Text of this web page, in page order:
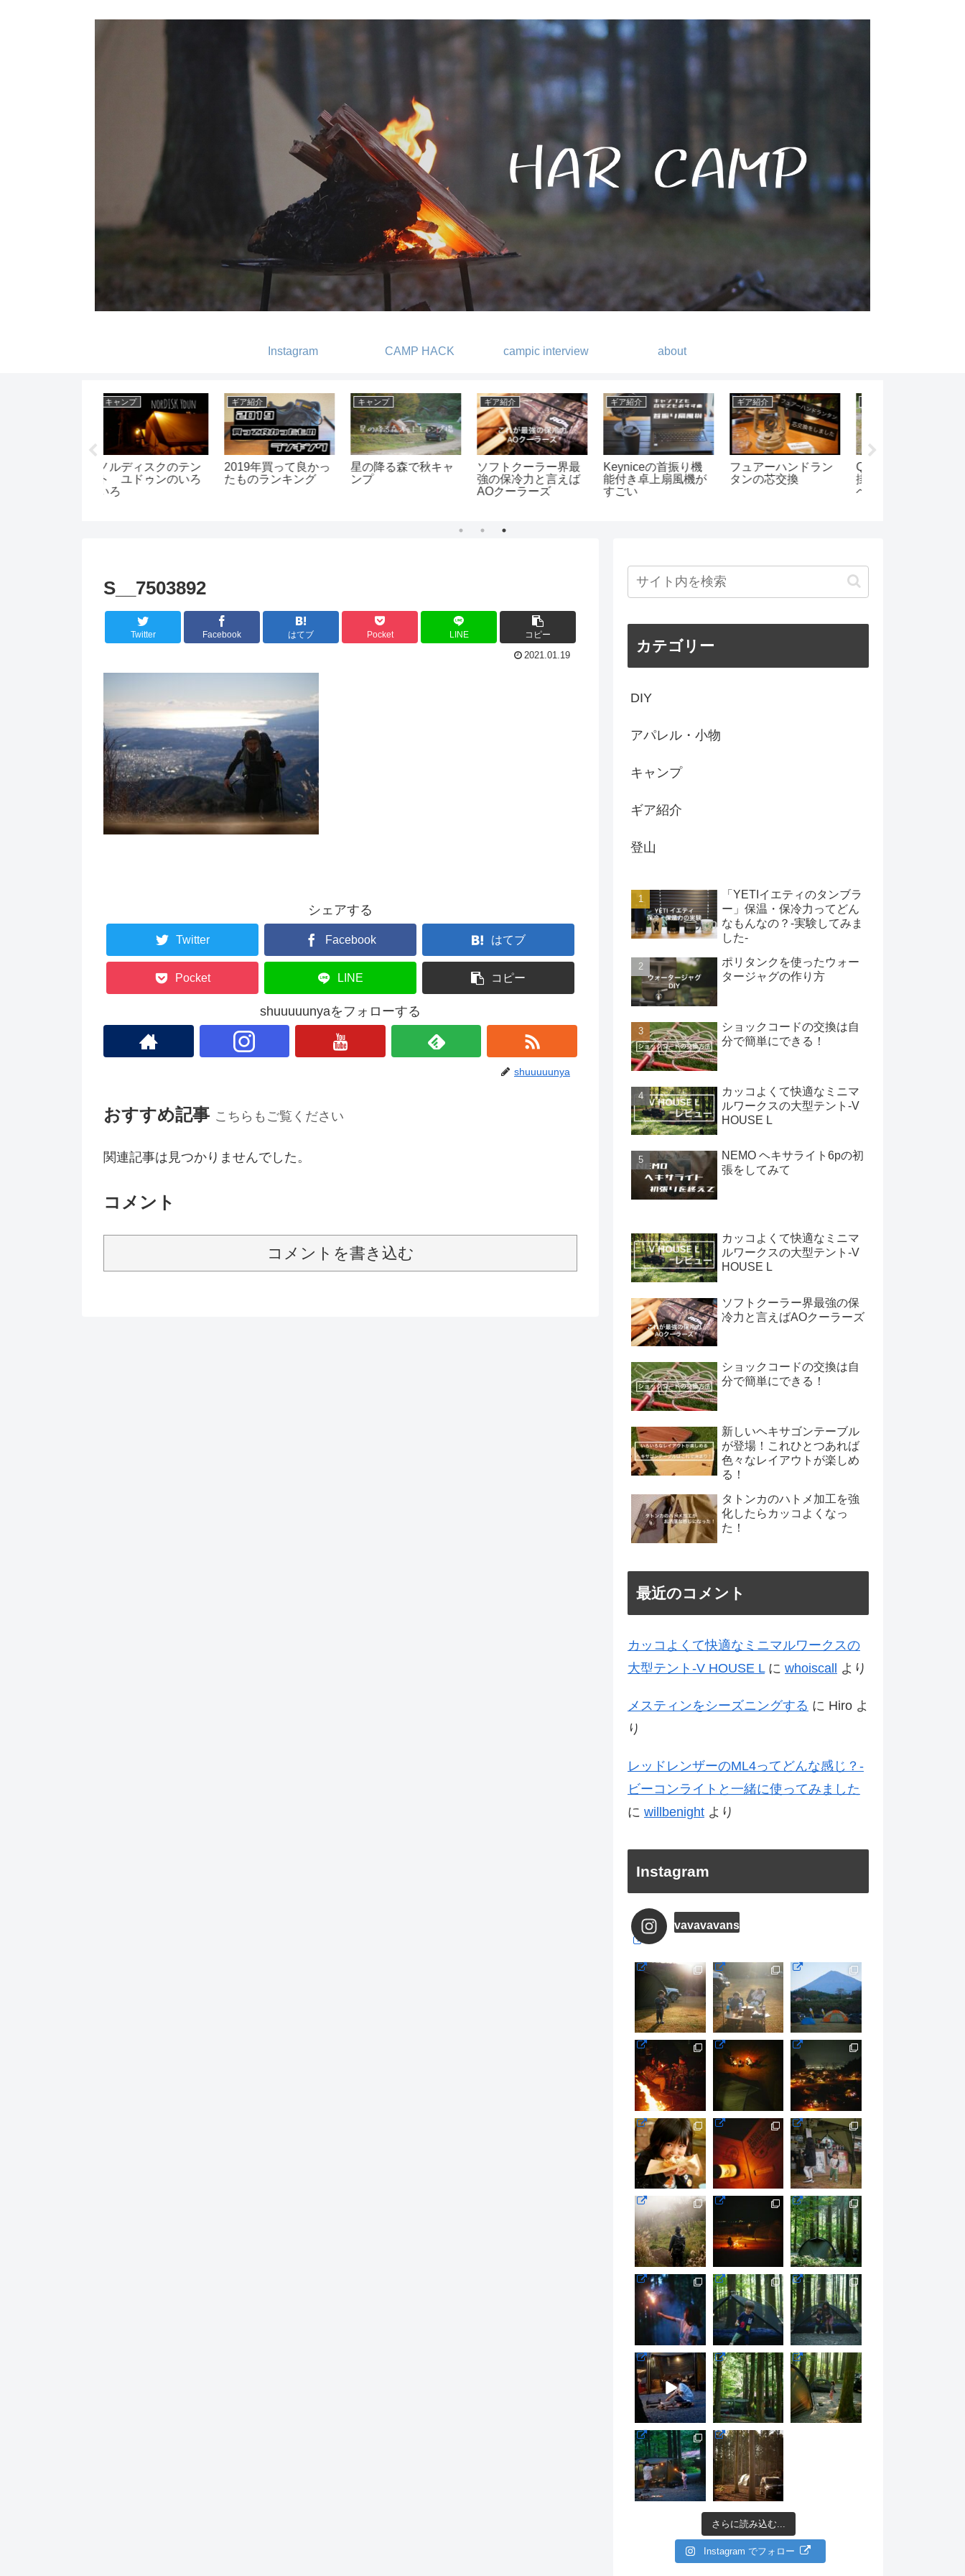
Instagram CAMP HACK campic interview about
キャンプ
星の降る森で秋キャ
ンプ
ギア紹介
ソフトクーラー界最
強の保冷力と言えば
ギア紹介
Keyniceの首振り機
能付き卓上扇風機が
ギア紹介
フュアーハンドラン
タンの芯交換
ギア紹介
QUICKCAMPの2人
掛けベンチが便利！-
ベンチの使い勝手と
アパレル・小物
片手サイズの電動ミ
ル コーヒーメーカー
S__7503892
Twitter Facebook はてブ Pocket LINE コピー
2021.01.19
シェアする
Twitter Facebook はてブ
Pocket LINE コピー
shuuuuunyaをフォローする
shuuuuunya
おすすめ記事 こちらもご覧ください
関連記事は見つかりませんでした。
コメント
コメントを書き込む
カテゴリー
DIY
アパレル・小物
キャンプ
ギア紹介
登山
「YETIイエティのタンブラ
ー」保温・保冷力ってどん
なもんなの？-実験してみま
した-
ポリタンクを使ったウォー
タージャグの作り方
ショックコードの交換は自
分で簡単にできる！
カッコよくて快適なミニマ
ルワークスの大型テント-V
HOUSE L
NEMO ヘキサライト6pの初
張をしてみて
カッコよくて快適なミニマ
ルワークスの大型テント-V
HOUSE L
ソフトクーラー界最強の保
冷力と言えばAOクーラーズ
ショックコードの交換は自
分で簡単にできる！
新しいヘキサゴンテーブル
が登場！これひとつあれば
色々なレイアウトが楽しめ
る！
タトンカのハトメ加工を強
化したらカッコよくなっ
た！
最近のコメント
カッコよくて快適なミニマルワークスの
大型テント-V HOUSE Lに whoiscall より
メスティンをシーズニングする に Hiro よ
り
レッドレンザーのML4ってどんな感じ？-
ビーコンライトと一緒に使ってみました
に willbenight より
Instagram
vavavavans
さらに読み込む...
Instagram でフォロー